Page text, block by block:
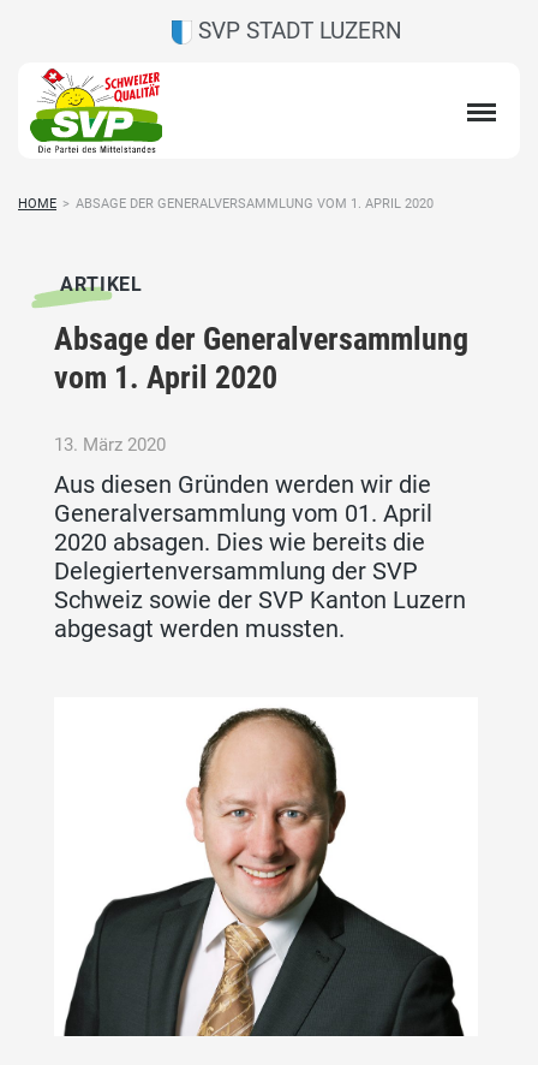
SVP STADT LUZERN
HOME > ABSAGE DER GENERALVERSAMMLUNG VOM 1. APRIL 2020
ARTIKEL
Absage der Generalversammlung
vom 1. April 2020
13. März 2020
Aus diesen Gründen werden wir die
Generalversammlung vom 01. April
2020 absagen. Dies wie bereits die
Delegiertenversammlung der SVP
Schweiz sowie der SVP Kanton Luzern
abgesagt werden mussten.